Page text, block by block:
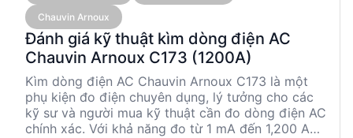
Chauvin Arnoux
Đánh giá kỹ thuật kìm dòng điện AC
Chauvin Arnoux C173 (1200A)
Kìm dòng điện AC Chauvin Arnoux C173 là một
phụ kiện đo điện chuyên dụng, lý tưởng cho các
kỹ sư và người mua kỹ thuật cần đo dòng điện AC
chính xác. Với khả năng đo từ 1 mA đến 1,200 A